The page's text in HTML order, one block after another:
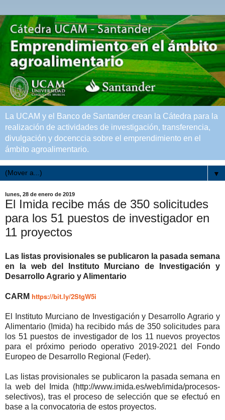
La UCAM y el Banco de Santander crean la Cátedra para la
realización de actividades de investigación, transferencia,
divulgación y docenccia sobre el emprendimiento en el
ámbito agroalimentario.
▼
lunes, 28 de enero de 2019
El Imida recibe más de 350 solicitudes
para los 51 puestos de investigador en
11 proyectos
Las listas provisionales se publicaron la pasada semana
en la web del Instituto Murciano de Investigación y
Desarrollo Agrario y Alimentario
CARM https://bit.ly/2StgW5i
El Instituto Murciano de Investigación y Desarrollo Agrario y
Alimentario (Imida) ha recibido más de 350 solicitudes para
los 51 puestos de investigador de los 11 nuevos proyectos
para el próximo periodo operativo 2019-2021 del Fondo
Europeo de Desarrollo Regional (Feder).
Las listas provisionales se publicaron la pasada semana en
la web del Imida (http://www.imida.es/web/imida/procesos-
selectivos), tras el proceso de selección que se efectuó en
base a la convocatoria de estos proyectos.